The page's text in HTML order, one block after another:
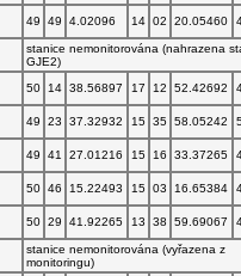
49 49 4.02096 14 02 20.05460
stanice nemonitorována (nahrazena
GJE2)
50 14 38.56897 17 12 52.42692
49 23 37.32932 15 35 58.05242
49 41 27.01216 15 16 33.37265
50 46 15.22493 15 03 16.65384
50 29 41.92265 13 38 59.69067
stanice nemonitorována (vyřazena z
monitoringu)